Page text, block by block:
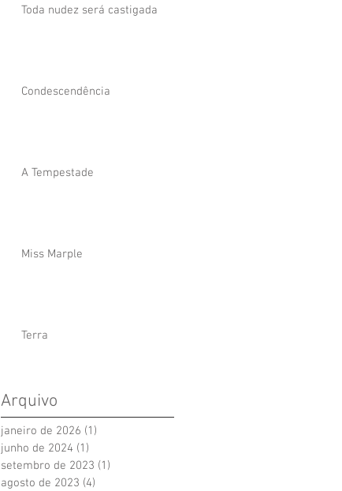
Toda nudez será castigada
Condescendência
A Tempestade
Miss Marple
Terra
Arquivo
janeiro de 2026 (1)
junho de 2024 (1)
setembro de 2023 (1)
agosto de 2023 (4)